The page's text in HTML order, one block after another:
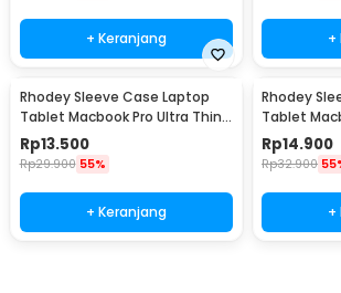
+ Keranjang +
Rhodey Sleeve Case Laptop
Tablet Macbook Pro Ultra Thin
2mm 14 Inch - RE214
Rp13.500
Rp29.900 55%
+ Keranjang
Rhodey
Tablet
Protection
Rp14.900
Rp32.900
+